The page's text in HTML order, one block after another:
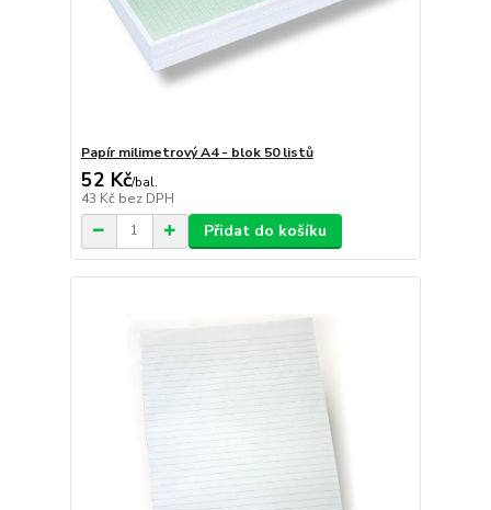
Papír milimetrový A4 - blok 50 listů
52 Kč/bal.
43 Kč bez DPH
Přidat do košíku